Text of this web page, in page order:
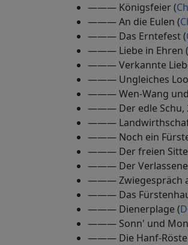
——— Königsfeier (
——— An die Eulen (
——— Das Erntefest (
——— Liebe in Ehren (
——— Verkannte
——— Ungleiches
——— Wen-Wang und
——— Der edle Schu,
———
——— Noch ein
——— Der freien Sitte
——— Der
——— Zwiegespräch
——— Das
——— Dienerplage (
——— Sonn' und
——— Die Hanf-Röste